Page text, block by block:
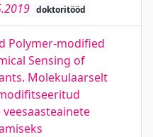
doktoritööd
Polymer-modified
Sensing of
Molekulaarselt